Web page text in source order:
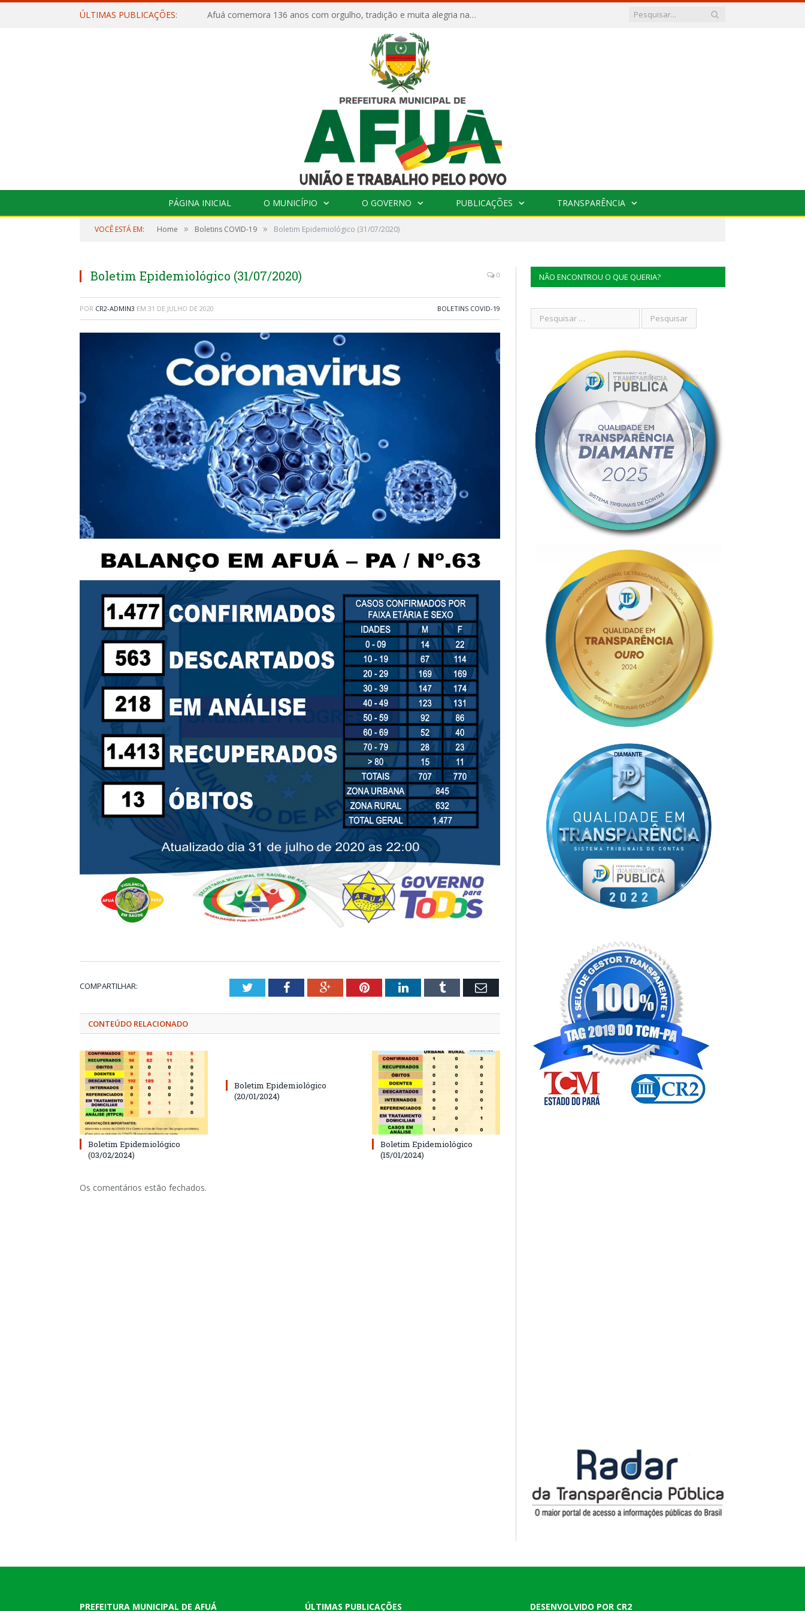
ÚLTIMAS PUBLICAÇÕES: Afuá comemora 136 anos com orgulho, tradição e muita alegria na Quadra Dr. Nelson Salomão
PÁGINA INICIAL O MUNICÍPIO O GOVERNO PUBLICAÇÕES TRANSPARÊNCIA
VOCÊ ESTÁ EM: Home » Boletins COVID-19 » Boletim Epidemiológico (31/07/2020)
Boletim Epidemiológico (31/07/2020) 0
POR CR2-ADMIN3 EM 31 DE JULHO DE 2020 BOLETINS COVID-19
COMPARTILHAR: TwitterFacebookGoogle+PinterestLinkedInTumblr Email
CONTEÚDO RELACIONADO
Boletim Epidemiológico
(03/02/2024)
Boletim Epidemiológico
(20/01/2024)
Boletim Epidemiológico
(15/01/2024)
Os comentários estão fechados.
NÃO ENCONTROU O QUE QUERIA?
PREFEITURA MUNICIPAL DE AFUÁ ÚLTIMAS PUBLICAÇÕES DESENVOLVIDO POR CR2